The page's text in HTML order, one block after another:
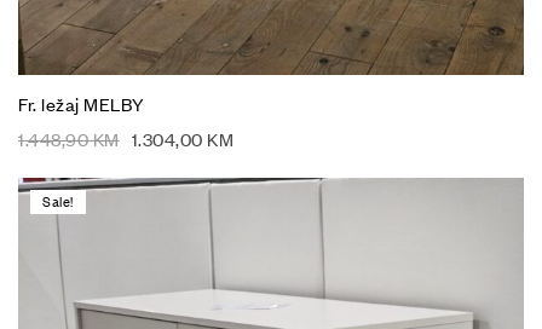
Fr. ležaj MELBY
1.448,90KM 1.304,00 KM
Sale!